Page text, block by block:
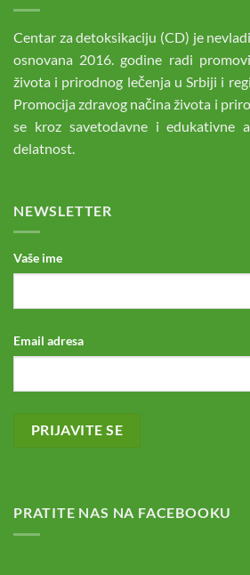
Centar za detoksikaciju (CD) je
osnovana 2016. godine radi
života i prirodnog lečenja u Srbiji i
Promocija zdravog načina života i
se kroz savetodavne i edukativne
delatnost.
NEWSLETTER
Vaše ime
Email adresa
PRATITE NAS NA FACEBOOKU